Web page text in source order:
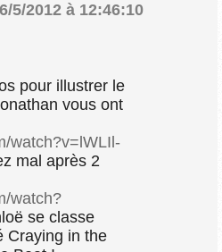
5/2012 à 12:46:10
pour illustrer le
vous ont
watch?v=lWLIl-
mal après 2
watch?
se classe
Craying in the